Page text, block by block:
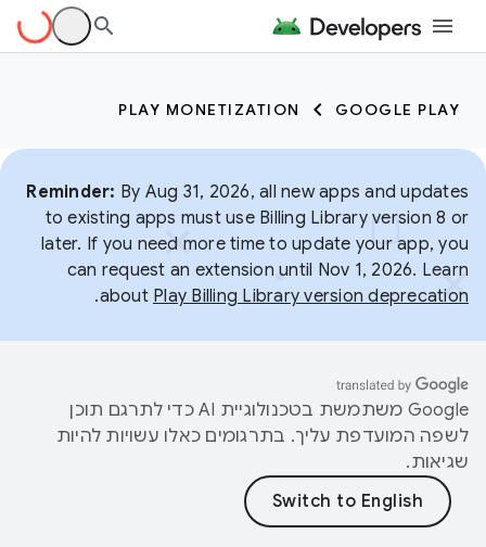
GOOGLE PLAY
PLAY MONETIZATION
Reminder: By Aug 31, 2026, all new apps and updates
to existing apps must use Billing Library version 8 or
later. If you need more time to update your app, you
can request an extension until Nov 1, 2026. Learn
about Play Billing Library version deprecation
.
‫Google משתמשת בטכנולוגיית AI כדי לתרגם תוכן
לשפה המועדפת עליך. בתרגומים כאלו עשויות להיות
שגיאות.